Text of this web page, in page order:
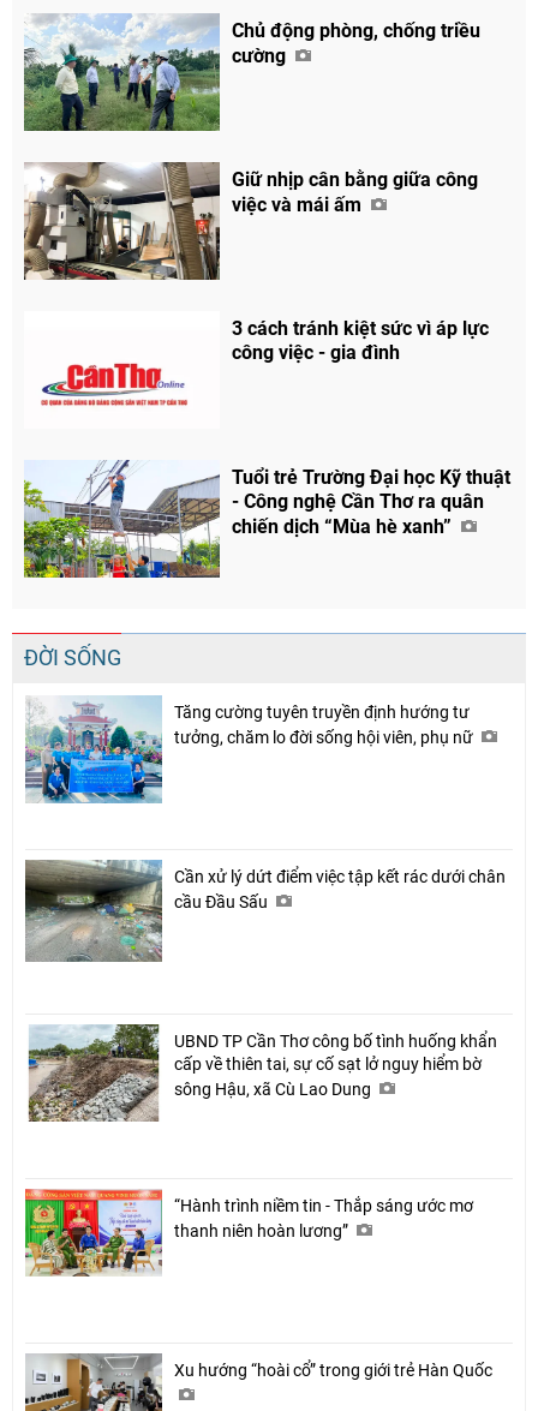
Chủ động phòng, chống triều
cường
Giữ nhịp cân bằng giữa công
việc và mái ấm
3 cách tránh kiệt sức vì áp lực
công việc - gia đình
Tuổi trẻ Trường Đại học Kỹ thuật
- Công nghệ Cần Thơ ra quân
chiến dịch “Mùa hè xanh”
ĐỜI SỐNG
Tăng cường tuyên truyền định hướng tư
tưởng, chăm lo đời sống hội viên, phụ nữ
Cần xử lý dứt điểm việc tập kết rác dưới chân
cầu Đầu Sấu
UBND TP Cần Thơ công bố tình huống khẩn
cấp về thiên tai, sự cố sạt lở nguy hiểm bờ
sông Hậu, xã Cù Lao Dung
“Hành trình niềm tin - Thắp sáng ước mơ
thanh niên hoàn lương”
Xu hướng “hoài cổ” trong giới trẻ Hàn Quốc